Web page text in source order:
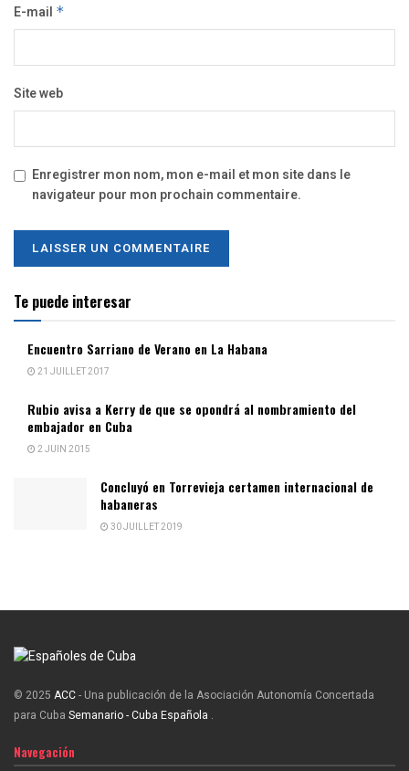
E-mail *
Site web
Enregistrer mon nom, mon e-mail et mon site dans le
navigateur pour mon prochain commentaire.
Te puede interesar
Encuentro Sarriano de Verano en La Habana
21 JUILLET 2017
Rubio avisa a Kerry de que se opondrá al nombramiento del
embajador en Cuba
2 JUIN 2015
Concluyó en Torrevieja certamen internacional de
habaneras
30 JUILLET 2019
© 2025 ACC- Una publicación de la Asociación Autonomía Concertada
para Cuba Semanario - Cuba Española .
Navegación